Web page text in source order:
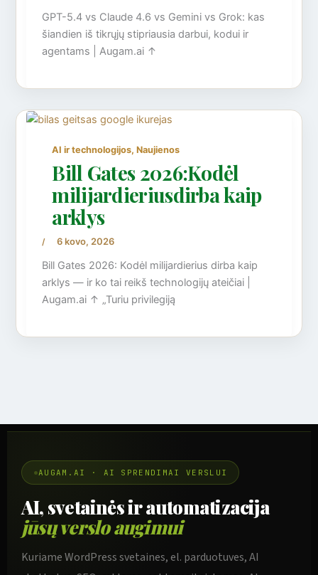
GPT-5.4 vs Claude 4.6 vs Gemini vs Grok: kas
šiandien iš tikrųjų stipriausia darbui, kodui ir
agentams | Augam.ai ↑
AI ir technologijos,Naujienos
Bill Gates 2026:Kodėl
milijardieriusdirba kaip
arklys
/ 6 kovo, 2026
Bill Gates 2026: Kodėl milijardierius dirba kaip
arklys — ir ko tai reikš technologijų ateičiai |
Augam.ai ↑ „Turiu privilegiją
AUGAM.AI · AI SPRENDIMAI VERSLUI
AI, svetainės ir automatizacija
jūsų verslo augimui
Kuriame WordPress svetaines, el. parduotuves, AI